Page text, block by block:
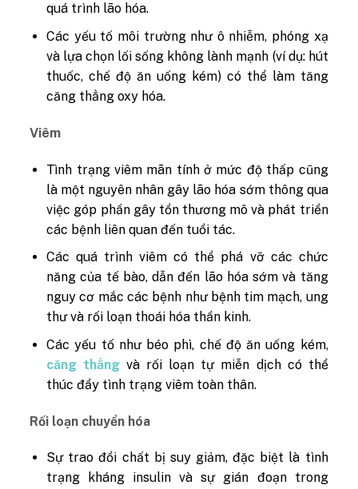
quá trình lão hóa.
Các yếu tố môi trường như ô nhiễm, phóng xạ
và lựa chọn lối sống không lành mạnh (ví dụ: hút
thuốc, chế độ ăn uống kém) có thể làm tăng
căng thẳng oxy hóa.
Viêm
Tình trạng viêm mãn tính ở mức độ thấp cũng
là một nguyên nhân gây lão hóa sớm thông qua
việc góp phần gây tổn thương mô và phát triển
các bệnh liên quan đến tuổi tác.
Các quá trình viêm có thể phá vỡ các chức
năng của tế bào, dẫn đến lão hóa sớm và tăng
nguy cơ mắc các bệnh như bệnh tim mạch, ung
thư và rối loạn thoái hóa thần kinh.
Các yếu tố như béo phì, chế độ ăn uống kém,
căng thẳng và rối loạn tự miễn dịch có thể
thúc đẩy tình trạng viêm toàn thân.
Rối loạn chuyển hóa
Sự trao đổi chất bị suy giảm, đặc biệt là tình
trạng kháng insulin và sự gián đoạn trong